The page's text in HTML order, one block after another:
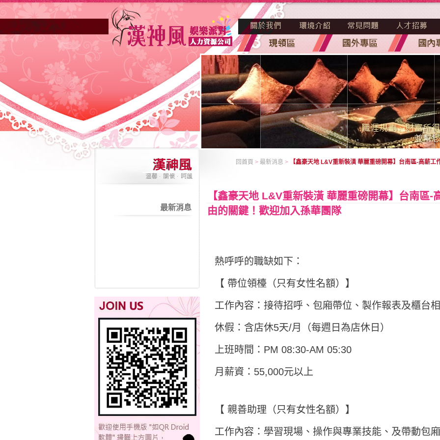
最新消息
回首頁 > 最新消息 > 【鑫豪天地 L&V重新裝潢 華麗重磅開幕】台南區-高薪
【鑫豪天地 L&V重新裝潢 華麗重磅開幕】台南區-
由的關鍵！歡迎加入孫華團隊
熱呼呼的職缺如下：
【 帶位領檯（只有女性名額）】
工作內容：接待招呼、包廂帶位、製作報表及櫃台
休假：含店休5天/月（每週日為店休日）
上班時間：PM 08:30-AM 05:30
月薪資：55,000元以上
【 親善助理（只有女性名額）】
工作內容：學習現場、操作與專業技能、及帶動包廂